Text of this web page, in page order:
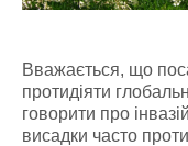
Вважається, що
протидіяти
говорити про
висадки часто